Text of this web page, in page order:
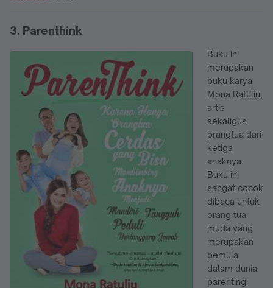
3. Parenthink
Buku ini
merupakan
buku karya
Mona Ratuliu,
artis
sekaligus
orangtua dari
ketiga
anaknya.
Buku ini
sangat cocok
dibaca untuk
orang tua
muda yang
merupakan
pemula
dalam dunia
parenting.